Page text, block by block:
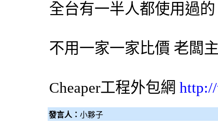
全台有一半人都使用過
不用一家一家比價 老闆
Cheaper工程外包網
發言人： 小夥子